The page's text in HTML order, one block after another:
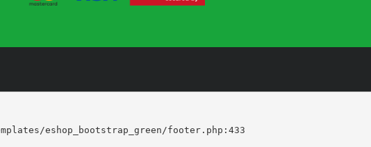
eshop_bootstrap_green/footer.php:433